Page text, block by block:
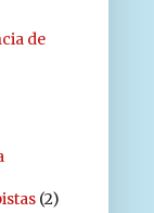
de
(2)